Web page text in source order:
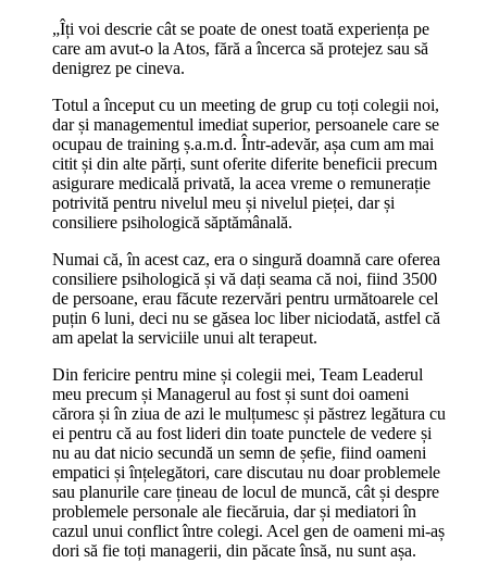
„Îți voi descrie cât se poate de onest toată experiența pe
care am avut-o la Atos, fără a încerca să protejez sau să
denigrez pe cineva.
Totul a început cu un meeting de grup cu toți colegii noi,
dar și managementul imediat superior, persoanele care se
ocupau de training ș.a.m.d. Într-adevăr, așa cum am mai
citit și din alte părți, sunt oferite diferite beneficii precum
asigurare medicală privată, la acea vreme o remunerație
potrivită pentru nivelul meu și nivelul pieței, dar și
consiliere psihologică săptămânală.
Numai că, în acest caz, era o singură doamnă care oferea
consiliere psihologică și vă dați seama că noi, fiind 3500
de persoane, erau făcute rezervări pentru următoarele cel
puțin 6 luni, deci nu se găsea loc liber niciodată, astfel că
am apelat la serviciile unui alt terapeut.
Din fericire pentru mine și colegii mei, Team Leaderul
meu precum și Managerul au fost și sunt doi oameni
cărora și în ziua de azi le mulțumesc și păstrez legătura cu
ei pentru că au fost lideri din toate punctele de vedere și
nu au dat nicio secundă un semn de șefie, fiind oameni
empatici și înțelegători, care discutau nu doar problemele
sau planurile care țineau de locul de muncă, cât și despre
problemele personale ale fiecăruia, dar și mediatori în
cazul unui conflict între colegi. Acel gen de oameni mi-aș
dori să fie toți managerii, din păcate însă, nu sunt așa.